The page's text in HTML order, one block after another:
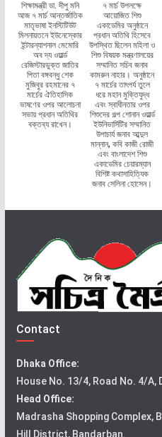
শিক্ষামন্ত্রী ডা. দীপু মনি
আজ ৭ মার্চ আন্তর্জাতিক
মাতৃভাষা ইনস্টিটিউট
মিলনায়তনে ইউনেস্কোর
ইন্টারন্যাশনাল মেমোরি
অব দ্য ওয়ার্ল্ড
রেজিস্টারভুক্ত জাতির
পিতা বঙ্গবন্ধু শেক
মুজিবুর রহমানের ৭
মার্চের ঐতিহাসিক
ভাষণের ওপর আলোচনা
সভায় প্রধান অতিথির
বক্তব্য রাখেন।
৭ মার্চ উপলক্ষে
আয়োজিত শিশু
একাডেমির অনুষ্ঠানে
প্রধান অতিথি হিসেবে
উপস্থিত ছিলেন মহিলা ও
শিশু বিষয়ক মন্ত্রণালয়ের
সম্মানিত সচিব জনাব
কামরুন নাহার। অনুষ্ঠানে
৭ মার্চের তাৎপর্য তুলে
ধরে মহান মুক্তিযুদ্ধ
এবং স্বাধীনতার ওপর
শিশুদের গল্প শোনান ওয়ার্ল্ড
ইউনিভার্সিটির সম্মানিত
উপাচার্য জনাব আব্দুল
মান্নান, কবি কাজী রোজী
এবং বাংলাদেশ শিশু
একাডেমির চেয়ারম্যান
বিশিষ্ট কথাসাহিত্যিক
জনাব সেলিনা হোসেন।
Contact
Dhaka Office:
House No. 13/4, Road No. 4/A,
Head Office:
Madrasha Shopping Complex,
Hill District, Bandarban.